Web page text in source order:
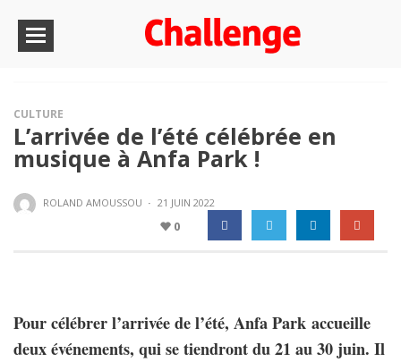
CULTURE
L’arrivée de l’été célébrée en
musique à Anfa Park !
ROLAND AMOUSSOU · 21 JUIN 2022
0
Pour célébrer l’arrivée de l’été, Anfa Park accueille
deux événements, qui se tiendront du 21 au 30 juin. Il